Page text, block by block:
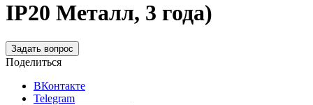
IP20 Металл, 3 года)
Задать вопрос
Поделиться
ВКонтакте
Telegram